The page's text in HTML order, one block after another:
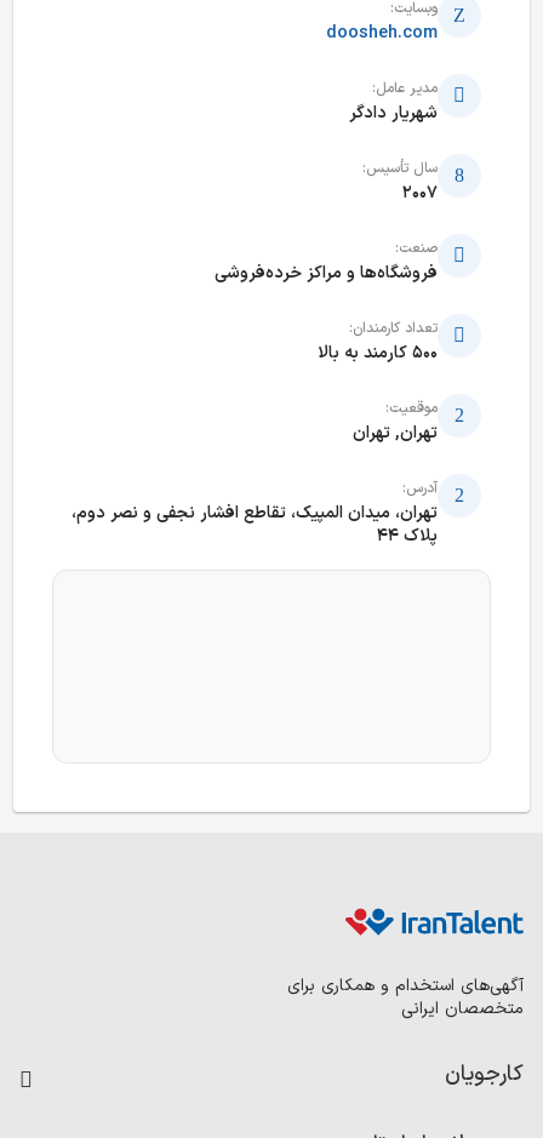
وبسایت:
doosheh.com
مدیر عامل:
شهریار دادگر
سال تأسیس:
2007
صنعت:
فروشگاه‌ها و مراکز خرده‌فروشی
تعداد کارمندان:
500 کارمند به بالا
موقعیت:
تهران, تهران
آدرس:
تهران، میدان المپیک، تقاطع افشار نجفی و نصر دوم،
پلاک 44
آگهی‌های استخدام و همکاری برای
متخصصان ایرانی
کارجویان